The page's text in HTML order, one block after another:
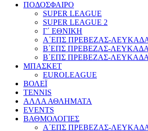
ΠΟΔΟΣΦΑΙΡΟ
SUPER LEAGUE
SUPER LEAGUE 2
Γ΄ ΕΘΝΙΚΗ
Α΄ΕΠΣ ΠΡΕΒΕΖΑΣ-
Β΄ΕΠΣ ΠΡΕΒΕΖΑΣ-
Β΄ΕΠΣ ΠΡΕΒΕΖΑΣ-
ΜΠΑΣΚΕΤ
EUROLEAGUE
ΒΟΛΕΪ
TENNIS
ΑΛΛΑ ΑΘΛΗΜΑΤΑ
EVENTS
ΒΑΘΜΟΛΟΓΙΕΣ
Α΄ΕΠΣ ΠΡΕΒΕΖΑΣ-